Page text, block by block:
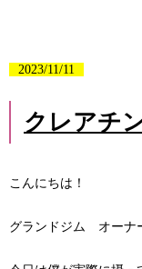
2023/11/11
クレアチ
こんにちは！
グランドジム オーナ